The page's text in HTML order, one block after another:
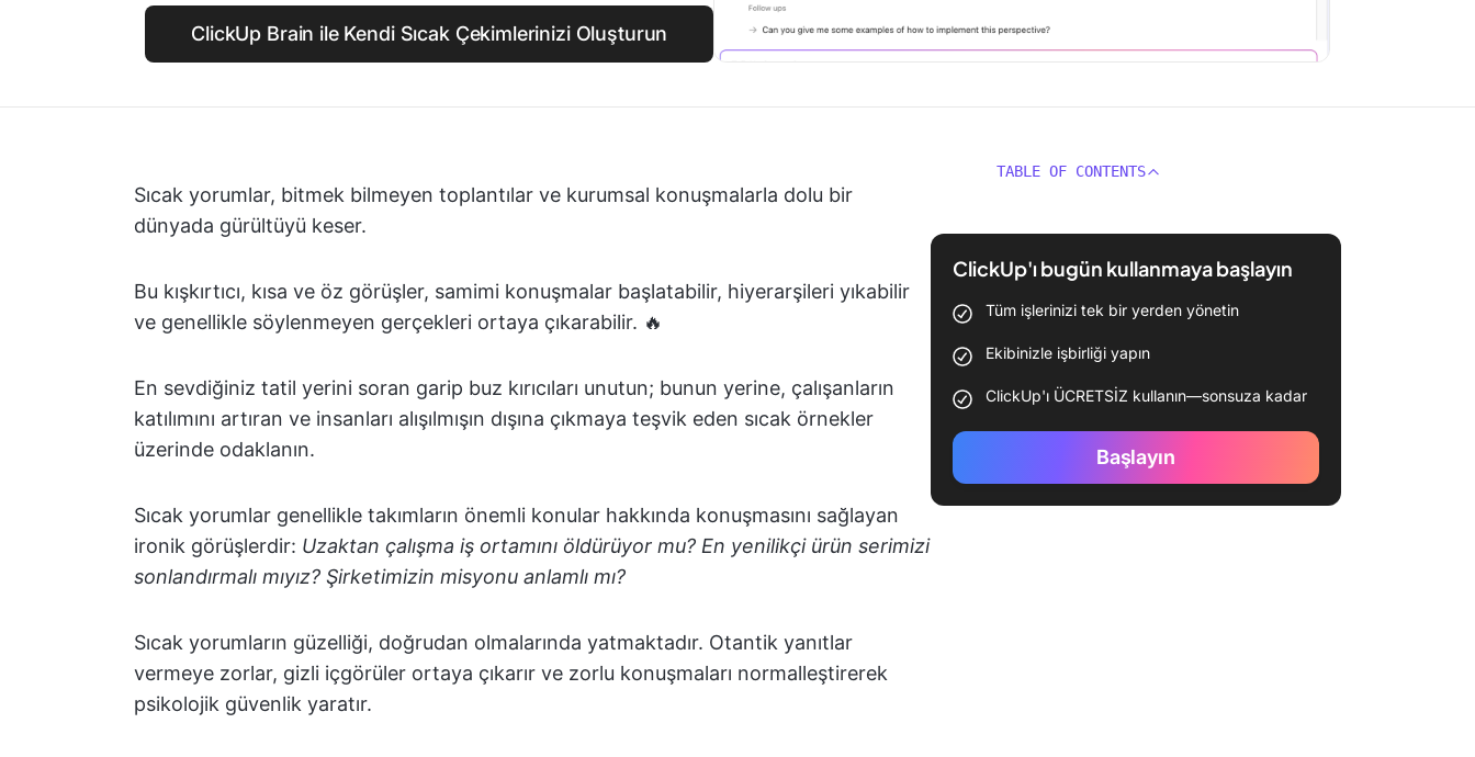
ClickUp Brain ile Kendi Sıcak Çekimlerinizi Oluşturun
Sıcak yorumlar, bitmek bilmeyen toplantılar ve kurumsal konuşmalarla dolu bir
dünyada gürültüyü keser.
Bu kışkırtıcı, kısa ve öz görüşler, samimi konuşmalar başlatabilir, hiyerarşileri yıkabilir
ve genellikle söylenmeyen gerçekleri ortaya çıkarabilir. 🔥
En sevdiğiniz tatil yerini soran garip buz kırıcıları unutun; bunun yerine, çalışanların
katılımını artıran ve insanları alışılmışın dışına çıkmaya teşvik eden sıcak örnekler
üzerinde odaklanın.
Sıcak yorumlar genellikle takımların önemli konular hakkında konuşmasını sağlayan
ironik görüşlerdir: Uzaktan çalışma iş ortamını öldürüyor mu? En yenilikçi ürün serimizi
sonlandırmalı mıyız? Şirketimizin misyonu anlamlı mı?
Sıcak yorumların güzelliği, doğrudan olmalarında yatmaktadır. Otantik yanıtlar
vermeye zorlar, gizli içgörüler ortaya çıkarır ve zorlu konuşmaları normalleştirerek
psikolojik güvenlik yaratır.
TABLE OF CONTENTS
ClickUp'ı bugün kullanmaya başlayın
Tüm işlerinizi tek bir yerden yönetin
Ekibinizle işbirliği yapın
ClickUp'ı ÜCRETSİZ kullanın—sonsuza kadar
Başlayın